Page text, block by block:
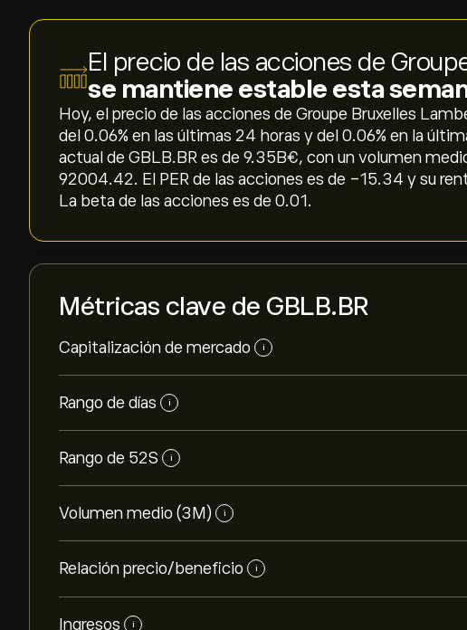
El precio de las acciones de
se mantiene estable esta
Hoy, el precio de las acciones de Groupe Bruxelles
del ‎0.06‎% en las últimas 24 horas y del ‎0.06‎% en la
actual de GBLB.BR es de 9.35B‎€‎, con un volumen
92004.42. El PER de las acciones es de -15.34 y su
La beta de las acciones es de 0.01.
Métricas clave de GBLB.BR
Capitalización de mercado i
Rango de días i
Rango de 52S i
Volumen medio (3M) i
Relación precio/beneficio i
Ingresos i